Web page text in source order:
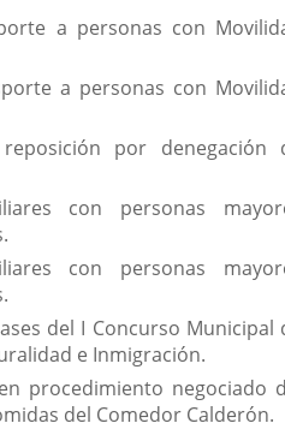
a personas con
a personas con
por denegación
con personas
con personas
del I Concurso Municipal
e Inmigración.
procedimiento negociado
del Comedor Calderón.